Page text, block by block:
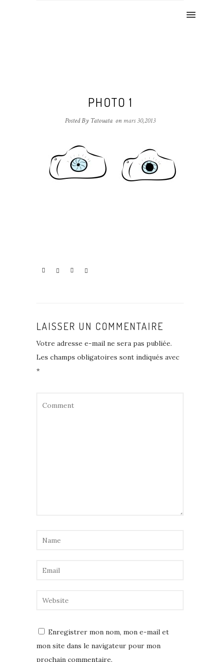
PHOTO 1
Posted By Tatouata on mars 30,2013
LAISSER UN COMMENTAIRE
Votre adresse e-mail ne sera pas publiée.
Les champs obligatoires sont indiqués avec
*
Enregistrer mon nom, mon e-mail et
mon site dans le navigateur pour mon
prochain commentaire.